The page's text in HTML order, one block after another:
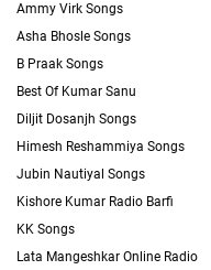
Ammy Virk Songs
Asha Bhosle Songs
B Praak Songs
Best Of Kumar Sanu
Diljit Dosanjh Songs
Himesh Reshammiya Songs
Jubin Nautiyal Songs
Kishore Kumar Radio Barfi
KK Songs
Lata Mangeshkar Online Radio